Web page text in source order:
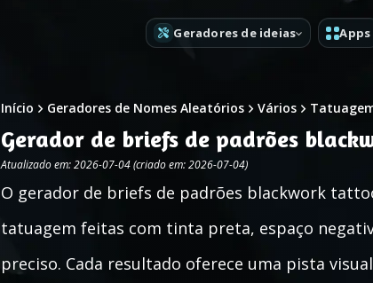
Geradores de ideias Apps
Início Geradores de Nomes Aleatórios Vários
Gerador de briefs de padrões
Atualizado em: 2026-07-04 (criado em: 2026-07-04)
O gerador de briefs de padrões blackwork
tatuagem feitas com tinta preta, espaço
preciso. Cada resultado oferece uma pista